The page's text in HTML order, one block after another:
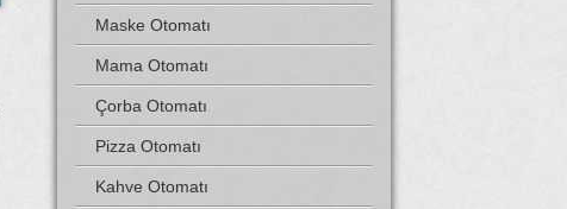
Maske Otomatı
Mama Otomatı
Çorba Otomatı
Pizza Otomatı
Kahve Otomatı